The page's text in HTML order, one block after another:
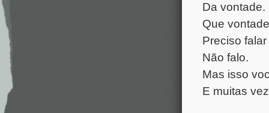
Da vontade.
Que
Preciso
Não falo.
Mas isso
E muitas